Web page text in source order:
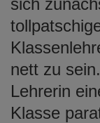
sich
nett zu
Lehrerin
Klasse